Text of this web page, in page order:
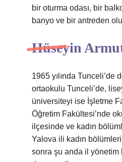
bir oturma odası, bir
banyo ve bir antreden
Hüseyin
1965 yılında Tunceli’de
ortaokulu Tunceli’de,
üniversiteyi ise İşletme
Öğretim Fakültesi’nde
ilçesinde ve kadın
Yalova ili kadın
sonra şu anda il